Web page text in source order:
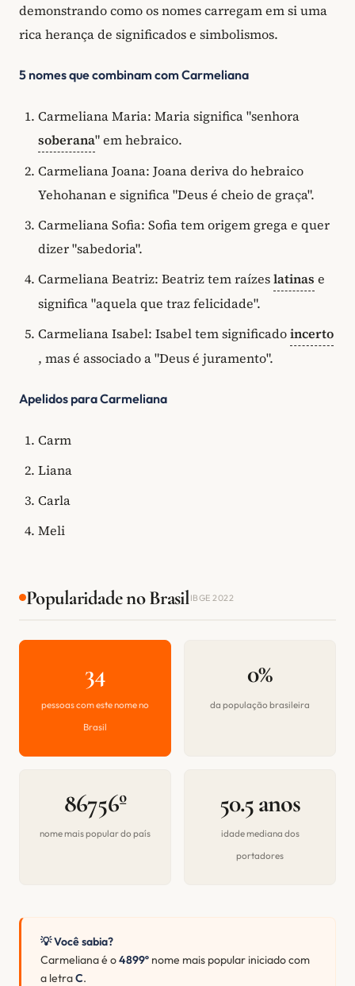
demonstrando como os nomes carregam em si uma
rica herança de significados e simbolismos.
5 nomes que combinam com Carmeliana
Carmeliana Maria: Maria significa "senhora
soberana" em hebraico.
Carmeliana Joana: Joana deriva do hebraico
Yehohanan e significa "Deus é cheio de graça".
Carmeliana Sofia: Sofia tem origem grega e quer
dizer "sabedoria".
Carmeliana Beatriz: Beatriz tem raízeslatinas e
significa "aquela que traz felicidade".
Carmeliana Isabel: Isabel tem significadoincerto
, mas é associado a "Deus é juramento".
Apelidos para Carmeliana
Carm
Liana
Carla
Meli
Popularidade no BrasilIBGE 2022
34
pessoas com este nome no
Brasil
0%
da população brasileira
86756º
nome mais popular do país
50.5 anos
idade mediana dos
portadores
💡 Você sabia?
Carmeliana é o4899º nome mais popular iniciado com
a letraC.